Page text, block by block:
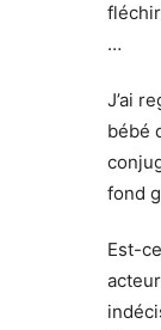
…
J’ai
bébé
fond
Est-